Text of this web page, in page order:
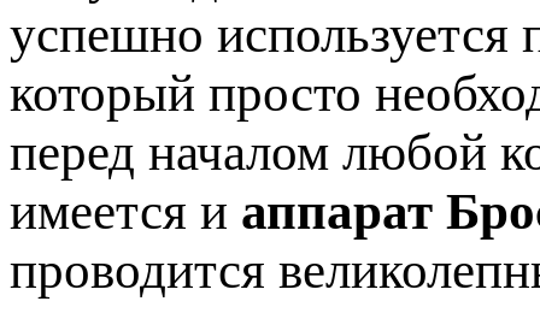
успешно используется
который просто
перед началом любой
имеется и аппарат
проводится